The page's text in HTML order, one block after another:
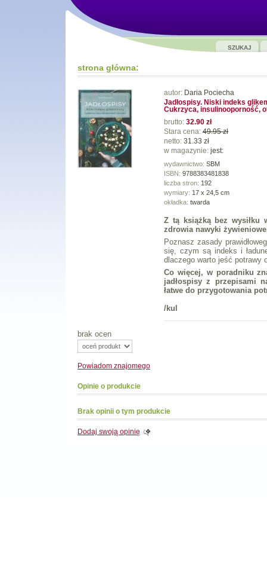
SZUKAJ
strona główna:
autor: Daria Pociecha
Jadłospisy. Niski indeks
Cukrzyca, insulinooporność,
brutto: 32.90 zł
Stara cena: 49.95 zł
netto: 31.33 zł
w magazynie: jest:
wydawnictwo: SBM
ISBN: 9788383481838
liczba stron: 192
wymiary: 17 x 24,5 cm
okładka: twarda
Z tą książką bez wysiłku
zdrowia nawyki
Poznasz zasady
się, czym są indeks i
dlaczego warto jeść potrawy
Co więcej, w poradniku
jadłospisy z przepisami
łatwe do przygotowania
/kul
brak ocen
Powiadom znajomego
Opinie o produkcie
Brak opinii o tym produkcie
Dodaj swoją opinię